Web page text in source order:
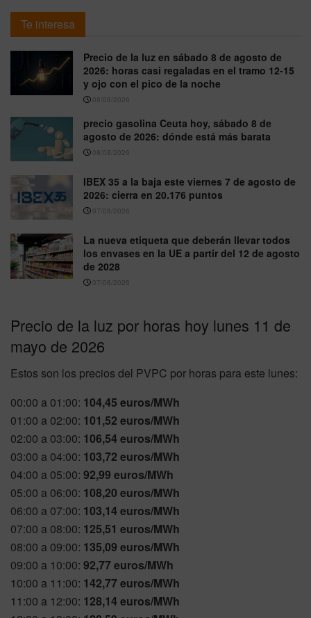
Te interesa
Precio de la luz en sábado 8 de agosto de
2026: horas casi regaladas en el tramo 12-15
y ojo con el pico de la noche
08/08/2026
precio gasolina Ceuta hoy, sábado 8 de
agosto de 2026: dónde está más barata
08/08/2026
IBEX 35 a la baja este viernes 7 de agosto de
2026: cierra en 20.176 puntos
07/08/2026
La nueva etiqueta que deberán llevar todos
los envases en la UE a partir del 12 de agosto
de 2028
07/08/2026
Precio de la luz por horas hoy lunes 11 de
mayo de 2026
Estos son los precios del PVPC por horas para este lunes:
00:00 a 01:00: 104,45 euros/MWh
01:00 a 02:00: 101,52 euros/MWh
02:00 a 03:00: 106,54 euros/MWh
03:00 a 04:00: 103,72 euros/MWh
04:00 a 05:00: 92,99 euros/MWh
05:00 a 06:00: 108,20 euros/MWh
06:00 a 07:00: 103,14 euros/MWh
07:00 a 08:00: 125,51 euros/MWh
08:00 a 09:00: 135,09 euros/MWh
09:00 a 10:00: 92,77 euros/MWh
10:00 a 11:00: 142,77 euros/MWh
11:00 a 12:00: 128,14 euros/MWh